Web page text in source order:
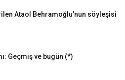
Ataol Behramoğlu’nun söyleşisi
Geçmiş ve bugün (*)